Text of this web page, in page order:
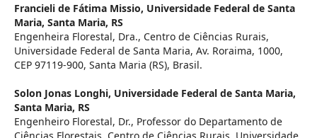
Francieli de Fátima Missio, Universidade Federal de Santa
Maria, Santa Maria, RS
Engenheira Florestal, Dra., Centro de Ciências Rurais,
Universidade Federal de Santa Maria, Av. Roraima, 1000,
CEP 97119-900, Santa Maria (RS), Brasil.
Solon Jonas Longhi, Universidade Federal de Santa Maria,
Santa Maria, RS
Engenheiro Florestal, Dr., Professor do Departamento de
Ciências Florestais, Centro de Ciências Rurais, Universidade